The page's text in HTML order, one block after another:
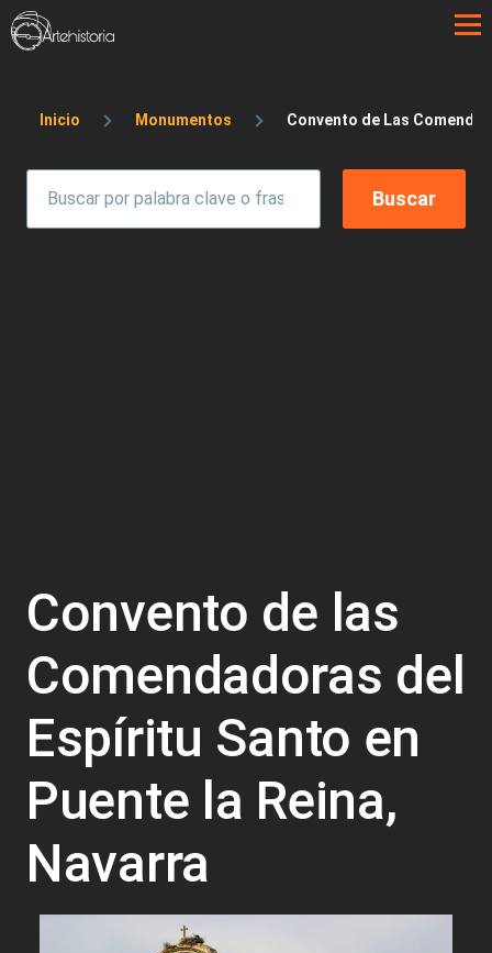
Pasar al contenido principal
Sobrescribir enlaces de ayuda a la
Inicio Monumentos Convento de Las
Convento de las
Comendadoras del
Espíritu Santo en
Puente la Reina,
Navarra